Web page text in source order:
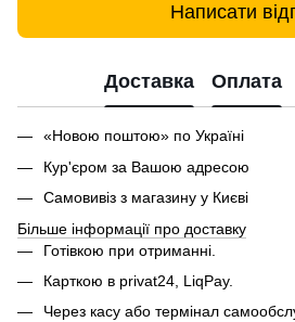
Написати
Доставка Оплата
«Новою поштою» по Україні
Кур'єром за Вашою адресою
Самовивіз з магазину у Києві
Більше інформації про доставку
Готівкою при отриманні.
Карткою в privat24, LiqPay.
Через касу або термінал